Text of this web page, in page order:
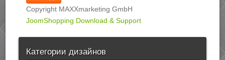
Copyright MAXXmarketing GmbH
JoomShopping Download & Support
Категории дизайнов